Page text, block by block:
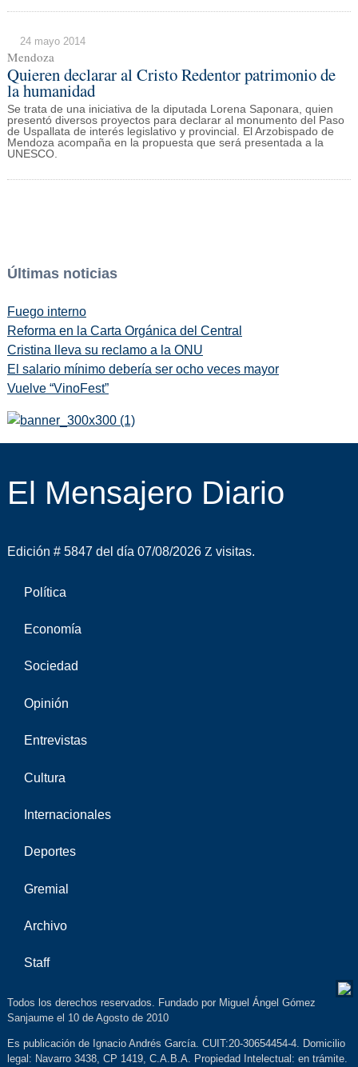
24 mayo 2014
Mendoza
Quieren declarar al Cristo Redentor patrimonio de
la humanidad
Se trata de una iniciativa de la diputada Lorena Saponara, quien
presentó diversos proyectos para declarar al monumento del Paso
de Uspallata de interés legislativo y provincial. El Arzobispado de
Mendoza acompaña en la propuesta que será presentada a la
UNESCO.
Últimas noticias
Fuego interno
Reforma en la Carta Orgánica del Central
Cristina lleva su reclamo a la ONU
El salario mínimo debería ser ocho veces mayor
Vuelve “VinoFest”
El Mensajero Diario
Edición # 5847 del día 07/08/2026 visitas.
Política
Economía
Sociedad
Opinión
Entrevistas
Cultura
Internacionales
Deportes
Gremial
Archivo
Staff
Todos los derechos reservados. Fundado por Miguel Ángel Gómez
Sanjaume el 10 de Agosto de 2010
Es publicación de Ignacio Andrés García. CUIT:20-30654454-4. Domicilio
legal: Navarro 3438, CP 1419, C.A.B.A. Propiedad Intelectual: en trámite.